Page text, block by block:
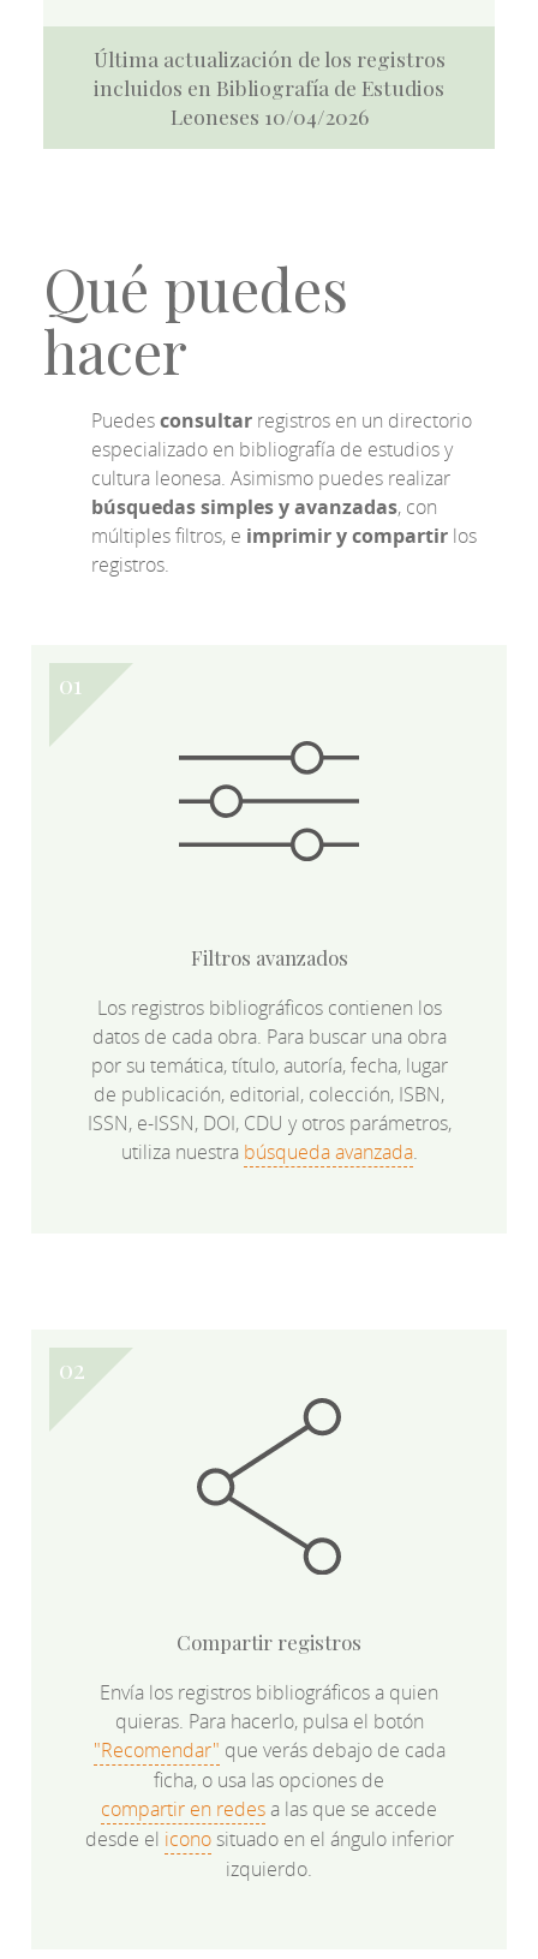
Última actualización de los registros
incluidos en Bibliografía de Estudios
Leoneses 10/04/2026
Qué puedes
hacer
Puedesconsultar registros en un directorio
especializado en bibliografía de estudios y
cultura leonesa. Asimismo puedes realizar
búsquedas simples y avanzadas, con
múltiples filtros, e imprimir y compartir los
registros.
Filtros avanzados
Los registros bibliográficos contienen los
datos de cada obra. Para buscar una obra
por su temática, título, autoría, fecha, lugar
de publicación, editorial, colección, ISBN,
ISSN, e-ISSN, DOI, CDU y otros parámetros,
utiliza nuestra búsqueda avanzada.
Compartir registros
Envía los registros bibliográficos a quien
quieras. Para hacerlo, pulsa el botón
"Recomendar" que verás debajo de cada
ficha, o usa las opciones de
compartir en redesa las que se accede
desde el iconosituado en el ángulo inferior
izquierdo.